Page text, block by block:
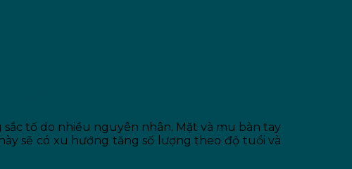
Gặp
tố do nhiều nguyên nhân. Mặt và mu bàn tay
sẽ có xu hướng tăng số lượng theo độ tuổi và